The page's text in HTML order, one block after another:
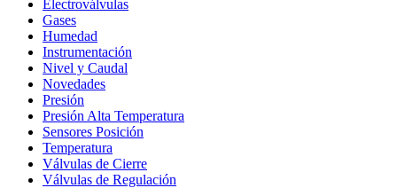
Electroválvulas
Gases
Humedad
Instrumentación
Nivel y Caudal
Novedades
Presión
Presión Alta Temperatura
Sensores Posición
Temperatura
Válvulas de Cierre
Válvulas de Regulación